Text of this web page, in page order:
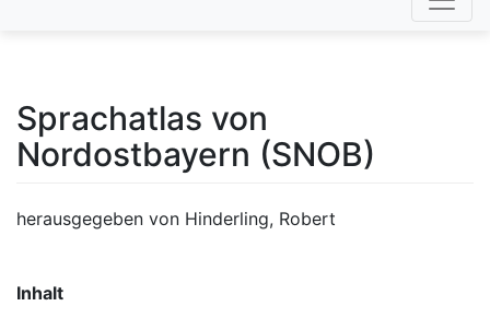
Sprachatlas von
Nordostbayern (SNOB)
herausgegeben von Hinderling, Robert
Inhalt